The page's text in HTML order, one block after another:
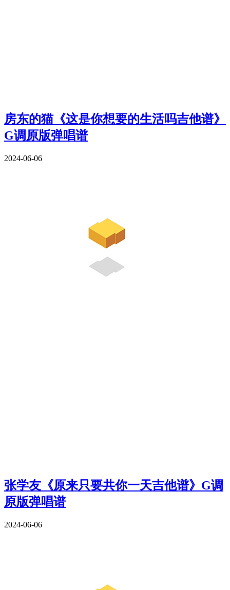
房东的猫《这是你想要的生活吗吉他谱》
G调原版弹唱谱
2024-06-06
张学友《原来只要共你一天吉他谱》G调
原版弹唱谱
2024-06-06